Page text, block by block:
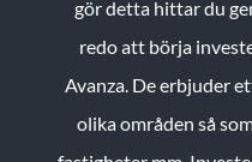
gör detta hittar du
redo att börja
Avanza. De erbjuder
olika områden så